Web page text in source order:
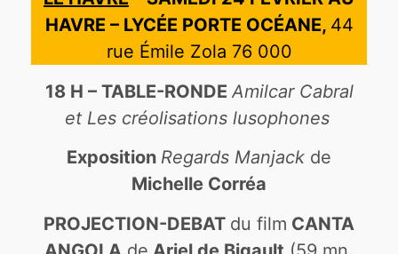
HAVRE – LYCÉE PORTE OCÉANE, 44
rue Émile Zola 76 000
18 H – TABLE-RONDE Amilcar Cabral
et Les créolisations lusophones
Exposition Regards Manjack de
Michelle Corréa
PROJECTION-DEBAT du film CANTA